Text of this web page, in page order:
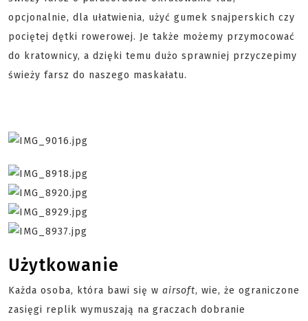
opcjonalnie, dla ułatwienia, użyć gumek snajperskich czy
pociętej dętki rowerowej. Je także możemy przymocować
do kratownicy, a dzięki temu dużo sprawniej przyczepimy
świeży farsz do naszego maskałatu.
Użytkowanie
Każda osoba, która bawi się w airsoft, wie, że ograniczone
zasięgi replik wymuszają na graczach dobranie